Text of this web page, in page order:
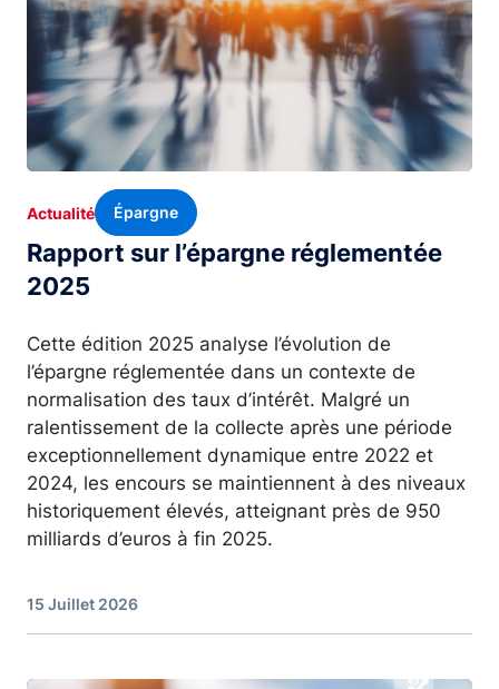
Rapport sur l’épargne réglementée
2025
Actualité Épargne
Cette édition 2025 analyse l’évolution de
l’épargne réglementée dans un contexte de
normalisation des taux d’intérêt. Malgré un
ralentissement de la collecte après une période
exceptionnellement dynamique entre 2022 et
2024, les encours se maintiennent à des niveaux
historiquement élevés, atteignant près de 950
milliards d’euros à fin 2025.
15 Juillet 2026